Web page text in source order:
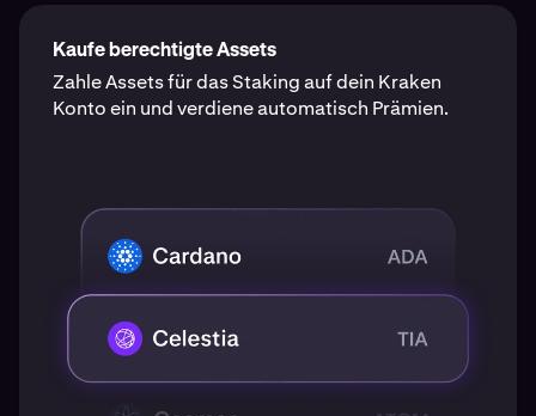
Kaufe berechtigte Assets
Zahle Assets für das Staking auf dein Kraken
Konto ein und verdiene automatisch Prämien.